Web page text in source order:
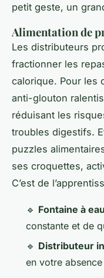
petit geste, un
Alimentation de
Les distributeurs
fractionner les
calorique. Pour les
anti-glouton
réduisant les
troubles digestifs.
puzzles
ses croquettes,
C’est de
🔹 Fontaine à
constante et de
🔹 Distributeur
en votre absence